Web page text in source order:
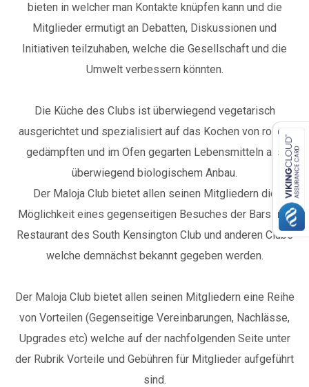
bieten in welcher man Kontakte knüpfen kann und die
Mitglieder ermutigt an Debatten, Diskussionen und
Initiativen teilzuhaben, welche die Gesellschaft und die
Umwelt verbessern könnten.
Die Küche des Clubs ist überwiegend vegetarisch
ausgerichtet und spezialisiert auf das Kochen von rohen,
gedämpften und im Ofen gegarten Lebensmitteln aus
überwiegend biologischem Anbau.
Der Maloja Club bietet allen seinen Mitgliedern die
Möglichkeit eines gegenseitigen Besuches der Bars und
Restaurantdes South Kensington Club und anderen Clubs
welche demnächst bekannt gegeben werden.
Der Maloja Club bietet allen seinen Mitgliedern eine Reihe
von Vorteilen (Gegenseitige Vereinbarungen, Nachlässe,
Upgrades etc) welche auf der nachfolgenden Seite unter
der Rubrik Vorteile und Gebühren für Mitglieder aufgeführt
sind.